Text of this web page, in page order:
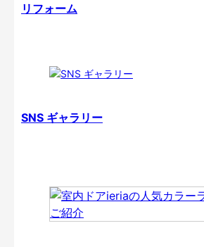
リフォーム
SNS ギャラリー